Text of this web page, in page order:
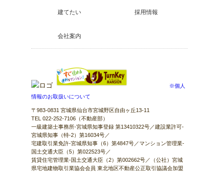
建てたい 採用情報
会社案内
※個人
情報のお取扱いについて
〒983-0831 宮城県仙台市宮城野区自由ヶ丘13-11
TEL 022-252-7106（不動産部）
一級建築士事務所-宮城県知事登録 第13410322号／建設業許可-
宮城県知事（特-2）第16034号／
宅建取引業免許-宮城県知事（6）第4847号／マンション管理業-
国土交通大臣（5）第022523号／
賃貸住宅管理業-国土交通大臣（2）第002662号／（公社）宮城
県宅地建物取引業協会会員 東北地区不動産公正取引協議会加盟